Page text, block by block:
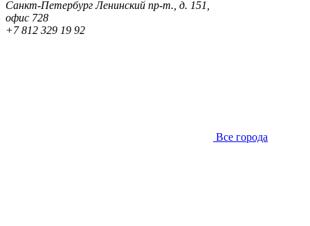
Санкт-ПетербургЛенинский пр-т., д. 151,
офис 728
+7 812 329 19 92
Все города